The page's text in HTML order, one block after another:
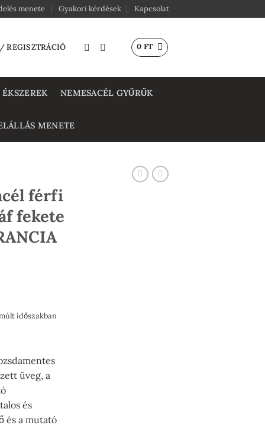
menete Gyakori kérdések Kapcsolat
REGISZTRÁCIÓ 0 FT
ÉKSZEREK NEMESACÉL GYŰRŰK
MENETE
férfi
fekete
időszakban
üveg, a
és
és a mutató